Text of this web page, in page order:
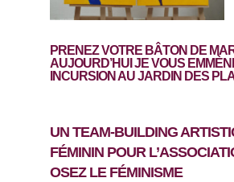
PRENEZ VOTRE BÂTON DE
AUJOURD’HUI JE VOUS
INCURSION AU JARDIN DES
UN TEAM-BUILDING
FÉMININ POUR
OSEZ LE FÉMINISME